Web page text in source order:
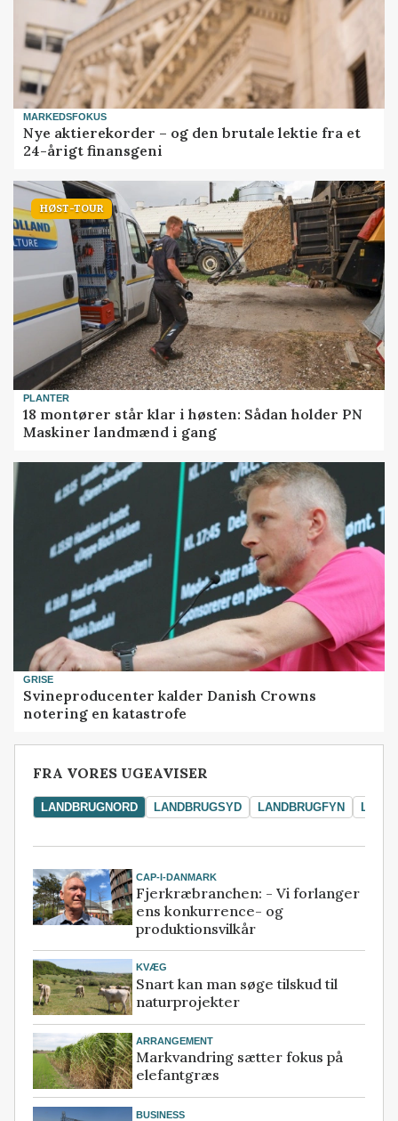
MARKEDSFOKUS
Nye aktierekorder – og den brutale lektie fra et
24-årigt finansgeni
HØST-TOUR
PLANTER
18 montører står klar i høsten: Sådan holder PN
Maskiner landmænd i gang
GRISE
Svineproducenter kalder Danish Crowns
notering en katastrofe
FRA VORES UGEAVISER
LANDBRUGNORD LANDBRUGSYD LANDBRUGFYN
CAP-I-DANMARK
Fjerkræbranchen: - Vi forlanger
ens konkurrence- og
produktionsvilkår
KVÆG
Snart kan man søge tilskud til
naturprojekter
ARRANGEMENT
Markvandring sætter fokus på
elefantgræs
BUSINESS